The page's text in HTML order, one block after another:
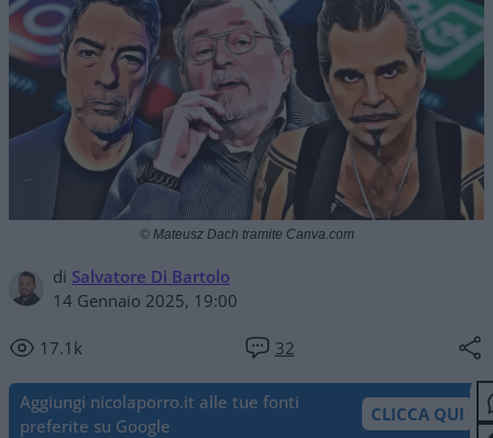
di Salvatore Di Bartolo
14 Gennaio 2025, 19:00
17.1k 32
© Mateusz Dach tramite Canva.com
Aggiungi nicolaporro.it alle tue fonti
preferite su Google
CLICCA QUI